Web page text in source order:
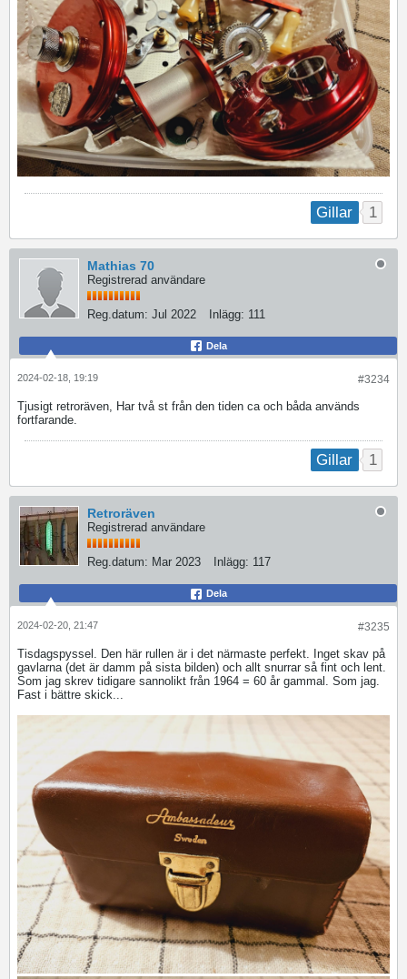
Gillar 1
Mathias 70
Registrerad användare
Reg.datum: Jul 2022 Inlägg: 111
Dela
#3234
2024-02-18, 19:19
Tjusigt retroräven, Har två st från den tiden ca och båda används
fortfarande.
Gillar 1
Retroräven
Registrerad användare
Reg.datum: Mar 2023 Inlägg: 117
Dela
#3235
2024-02-20, 21:47
Tisdagspyssel. Den här rullen är i det närmaste perfekt. Inget skav på
gavlarna (det är damm på sista bilden) och allt snurrar så fint och lent.
Som jag skrev tidigare sannolikt från 1964 = 60 år gammal. Som jag.
Fast i bättre skick...